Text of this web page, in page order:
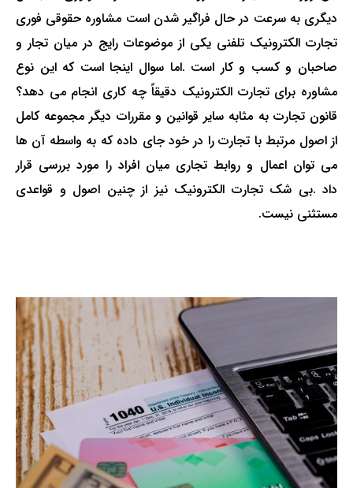
دیگری به سرعت در حال فراگیر شدن است مشاوره حقوقی فوری
تجارت الکترونیک تلفنی یکی از موضوعات رایج در میان تجار و
صاحبان و کسب و کار است .اما سوال اینجا است که این نوع
مشاوره برای تجارت الکترونیک دقیقاً چه کاری انجام می دهد؟
قانون تجارت به مثابه سایر قوانین و مقررات دیگر مجموعه کامل
از اصول مرتبط با تجارت را در خود جای داده که به واسطه آن ها
می توان اعمال و روابط تجاری میان افراد را مورد بررسی قرار
داد .بی شک تجارت الکترونیک نیز از چنین اصول و قواعدی
مستثنی نیست.